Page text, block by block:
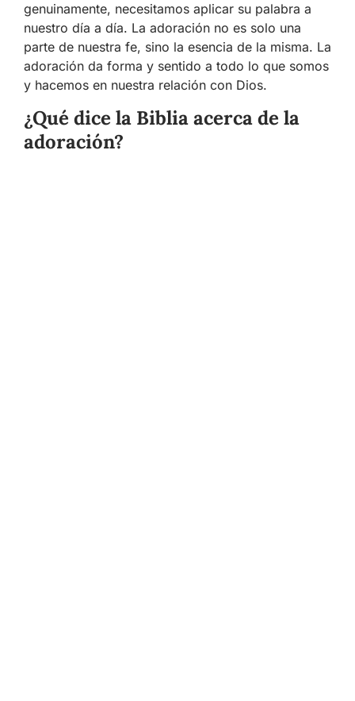
genuinamente, necesitamos aplicar su palabra a
nuestro día a día. La adoración no es solo una
parte de nuestra fe, sino la esencia de la misma. La
adoración da forma y sentido a todo lo que somos
y hacemos en nuestra relación con Dios.
¿Qué dice la Biblia acerca de la
adoración?